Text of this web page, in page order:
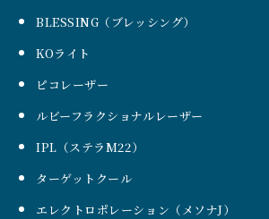
BLESSING（ブレッシング）
KOライト
ピコレーザー
ルビーフラクショナルレーザー
IPL（ステラM22）
ターゲットクール
エレクトロポレーション（メソナJ）